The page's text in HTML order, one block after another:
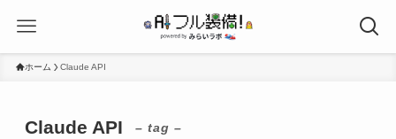
ホーム Claude API
Claude API – tag –